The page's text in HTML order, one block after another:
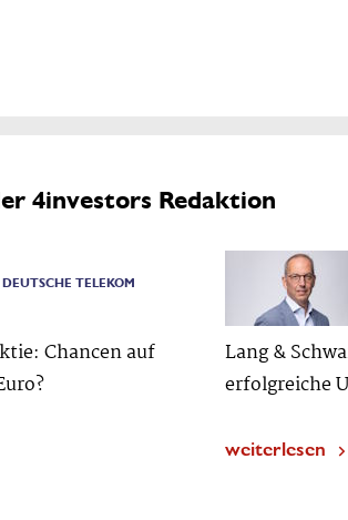
4investors Redaktion
DEUTSCHE TELEKOM
Chancen auf
Lang &
erfolgreiche
weiterlesen